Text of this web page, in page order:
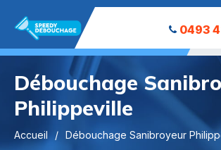
0493
Débouchage
Philippeville
Accueil Débouchage Sanibroyeur